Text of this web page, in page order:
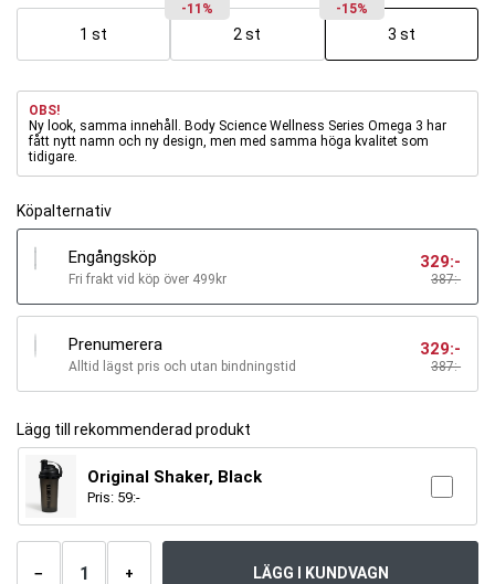
1 st
-11%
2 st
-15%
3 st
OBS!
Ny look, samma innehåll. Body Science Wellness Series Omega 3 har
fått nytt namn och ny design, men med samma höga kvalitet som
tidigare.
Köpalternativ
Engångsköp
Fri frakt vid köp över 499kr 387:-
329:-
Prenumerera
Alltid lägst pris och utan bindningstid 387:-
329:-
Lägg till rekommenderad produkt
Original Shaker, Black
Pris: 59:-
−
Antal
+ LÄGG I KUNDVAGN